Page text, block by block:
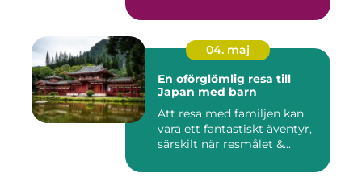
04. maj
En oförglömlig resa till
Japan med barn
Att resa med familjen kan
vara ett fantastiskt äventyr,
särskilt när resmålet &...